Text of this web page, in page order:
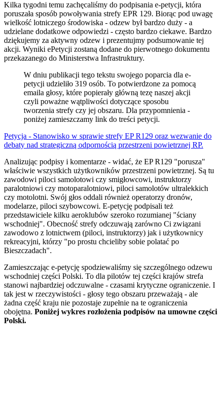
Kilka tygodni temu zachęcaliśmy do podpisania e-petycji, która
poruszała sposób powoływania strefy EPR 129. Biorąc pod uwagę
wielkość lotniczego środowiska - odzew był bardzo duży - a
udzielane dodatkowe odpowiedzi - często bardzo ciekawe. Bardzo
dziękujemy za aktywny odzew i prezentujmy podsumowanie tej
akcji. Wyniki ePetycji zostaną dodane do pierwotnego dokumentu
przekazanego do Ministerstwa Infrastruktury.
W dniu publikacji tego tekstu swojego poparcia dla e-
petycji udzieliło 319 osób. To potwierdzone za pomocą
emaila głosy, które popierały główną tezę naszej akcji
czyli poważne wątpliwości dotyczące sposobu
tworzenia strefy czy jej obszaru. Dla przypomnienia -
poniżej zamieszczamy link do treści petycji.
Petycja - ​Stanowisko w sprawie strefy EP R129 oraz wezwanie do
debaty nad strategiczną odpornością przestrzeni powietrznej RP.
Analizując podpisy i komentarze - widać, że EP R129 "porusza"
właściwie wszystkich użytkowników przestrzeni powietrznej. Są tu
zawodowi piloci samolotowi czy smigłowcowi, instruktorzy
paralotniowi czy motoparalotniowi, piloci samolotów ultralekkich
czy motolotni. Swój głos oddali również operatorzy dronów,
modelarze, piloci szybowcowi. E-petycję podpisali też
przedstawiciele kilku aeroklubów szeroko rozumianej "ściany
wschodniej". Obecność strefy odczuwają zarówno Ci związani
zawodowo z lotnictwem (piloci, instruktorzy) jak i użytkownicy
rekreacyjni, którzy "po prostu chcieliby sobie polatać po
Bieszczadach".
Zamieszczając e-petycję spodziewaliśmy się szczególnego odzewu
wschodniej części Polski. To dla pilotów tej części krajów strefa
stanowi najbardziej odczuwalne - czasami krytyczne ograniczenie. I
tak jest w rzeczywistości - głosy tego obszaru przeważają - ale
żadna część kraju nie pozostaje zupełnie na te ograniczenia
obojętna. Poniżej wykres rozłożenia podpisów na umowne części
Polski.